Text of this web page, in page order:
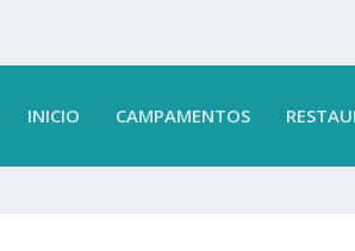
INICIO CAMPAMENTOS